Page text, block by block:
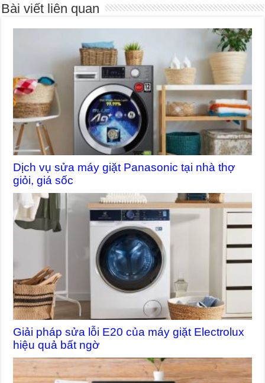
Bài viết liên quan
Dịch vụ sửa máy giặt Panasonic tại nhà thợ
giỏi, giá sốc
Giải pháp sửa lỗi E20 của máy giặt Electrolux
hiệu quả bất ngờ